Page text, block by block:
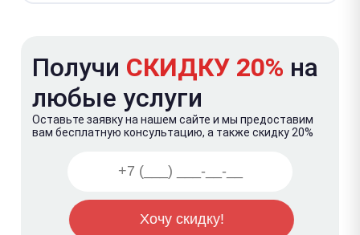
Получи СКИДКУ 20% на
любые услуги
Оставьте заявку на нашем сайте и мы предоставим
вам бесплатную консультацию, а также скидку 20%